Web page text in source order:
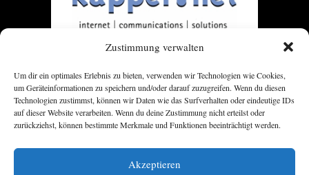
Zustimmung verwalten
Um dir ein optimales Erlebnis zu bieten, verwenden wir Technologien wie Cookies,
um Geräteinformationen zu speichern und/oder darauf zuzugreifen. Wenn du diesen
Technologien zustimmst, können wir Daten wie das Surfverhalten oder eindeutige IDs
auf dieser Website verarbeiten. Wenn du deine Zustimmung nicht erteilst oder
zurückziehst, können bestimmte Merkmale und Funktionen beeinträchtigt werden.
Akzeptieren